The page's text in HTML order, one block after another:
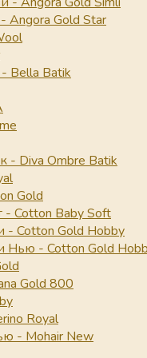
Angora Gold Star
Bella Batik
Diva Ombre Batik
Gold
Cotton Baby Soft
- Cotton Gold Hobby
Нью - Cotton Gold
Gold 800
Royal
- Mohair New